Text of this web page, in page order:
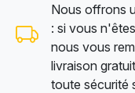
Nous offrons
: si vous
nous vous
livraison
toute sécurité